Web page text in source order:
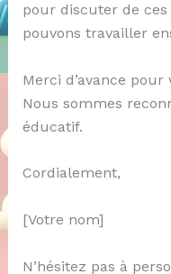
pour discuter de
pouvons travailler
Merci d’avance
Nous sommes
éducatif.
Cordialement,
[Votre nom]
N’hésitez pas à